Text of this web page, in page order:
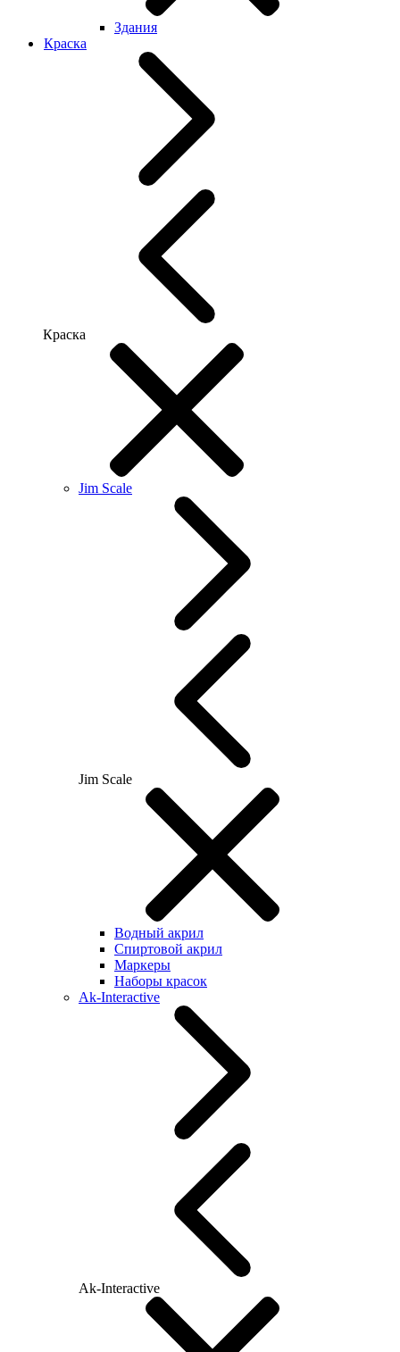
Здания
Краска
Краска
Jim Scale
Jim Scale
Водный акрил
Спиртовой акрил
Маркеры
Наборы красок
Ak-Interactive
Ak-Interactive